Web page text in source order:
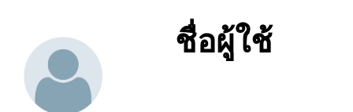
ชื่อผู้ใช้